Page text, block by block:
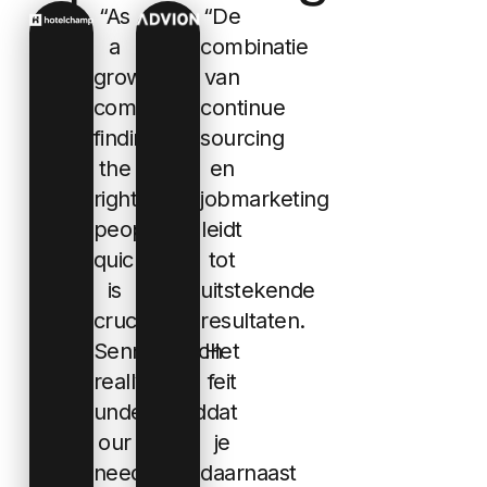
“As
a
growing
company,
finding
the
right
people
quickly
is
crucial.
Sennasearch
really
understood
our
needs
“De
combinatie
van
continue
sourcing
en
jobmarketing
leidt
tot
uitstekende
resultaten.
Het
feit
dat
je
daarnaast